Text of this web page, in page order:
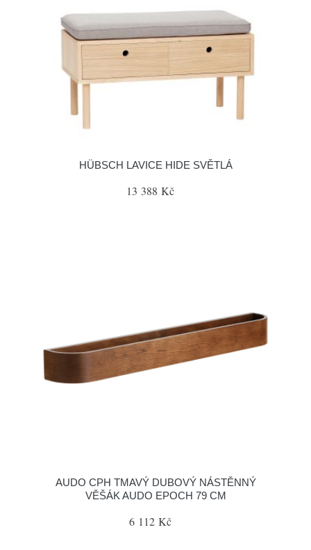
HÜBSCH LAVICE HIDE SVĚTLÁ
13 388 Kč
AUDO CPH TMAVÝ DUBOVÝ NÁSTĚNNÝ
VĚŠÁK AUDO EPOCH 79 CM
6 112 Kč